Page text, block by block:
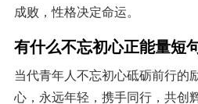
成败，性格决定命运。
有什么不忘初心正能量短
当代青年人不忘初心砥砺前行的
心，永远年轻，携手同行，共创